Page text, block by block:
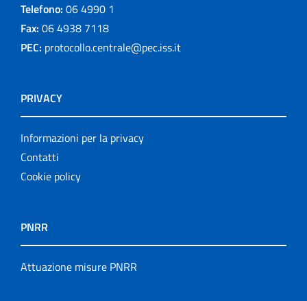
Telefono: 06 4990 1
Fax: 06 4938 7118
PEC: protocollo.centrale@pec.iss.it
PRIVACY
Informazioni per la privacy
Contatti
Cookie policy
PNRR
Attuazione misure PNRR